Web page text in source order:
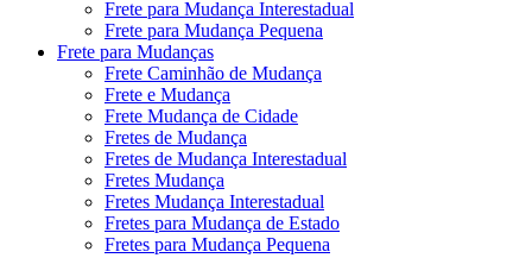
Frete para Mudança Interestadual
Frete para Mudança Pequena
Frete para Mudanças
Frete Caminhão de Mudança
Frete e Mudança
Frete Mudança de Cidade
Fretes de Mudança
Fretes de Mudança Interestadual
Fretes Mudança
Fretes Mudança Interestadual
Fretes para Mudança de Estado
Fretes para Mudança Pequena